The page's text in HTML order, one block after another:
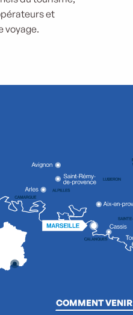
et
voyage.
COMMENT VENIR